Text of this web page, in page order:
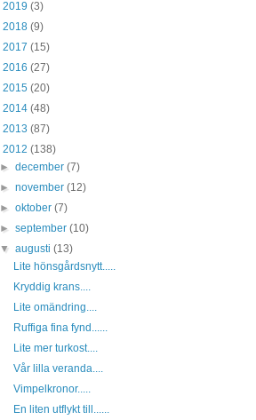
2019 (3)
2018 (9)
2017 (15)
2016 (27)
2015 (20)
2014 (48)
2013 (87)
2012 (138)
►december(7)
►november(12)
►oktober(7)
►september(10)
▼augusti(13)
Lite hönsgårdsnytt.....
Kryddig krans....
Lite omändring....
Ruffiga fina fynd......
Lite mer turkost....
Vår lilla veranda....
Vimpelkronor.....
En liten utflykt till......